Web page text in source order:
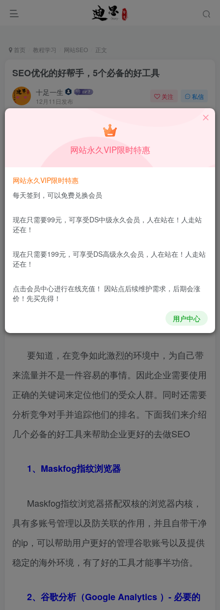
首页 教程学习 网站SEO 正文
SEO优化的好帮手，5个必备的好工具
十足一生
12月11日发布
关注 私信
本站所有内容来自互联网收集，仅供学习和交流，请勿用于商业
用途。如有侵权、不妥之处，请第一时间联系我们删除！
式，帮助提高自己企业的网站曝光，起着至关重要
适合的商品，与排名靠后的公司相比，出现在搜索
结果顶部的公司往往能吸引更多的客户。
要知道，在竞争如此激烈的环境中，为自己带
来流量并不是一件容易的事情。因此企业需要使用
正确的关键词来定位他们的受众人群。同时还需要
分析竞争对手并追踪他们的排名。下面我们来介绍
几个必备的好工具来帮助企业更好的去做SEO
1、Maskfog指纹浏览器
Maskfog指纹浏览器搭配双核的浏览器内核，
具有多账号管理以及防关联的作用，并且自带干净
的ip，可以帮助用户更好的管理谷歌账号以及提供
稳定的海外环境，有了好的工具才能事半功倍。
2、 谷歌分析 （Google Analytics ）- 必要的
网站永久VIP限时特惠
网站永久VIP限时特惠
每天签到，可以免费兑换会员
现在只需要99元，可享受DS中级永久会员，人在站在！人走站
还在！
现在只需要199元，可享受DS高级永久会员，人在站在！人走站
还在！
点击会员中心进行在线充值！ 因站点后续维护需求，后期会涨
价！先买先得！
用户中心